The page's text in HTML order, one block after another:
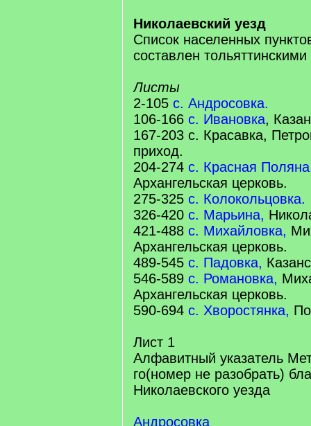
Николаевский уезд
Список населенных
составлен
Листы
2-105 с. Андросовка.
106-166 с. Ивановка,
167-203 с. Красавка,
приход.
204-274 с. Красная
Архангельская церковь.
275-325 с. Колокольцовка.
326-420 с. Марьина,
421-488 с. Михайловка,
Архангельская церковь.
489-545 с. Падовка,
546-589 с. Романовка,
Архангельская церковь.
590-694 с. Хворостянка,
Лист 1
Алфавитный указатель
го(номер не разобрать)
Николаевского уезда
Андросовка